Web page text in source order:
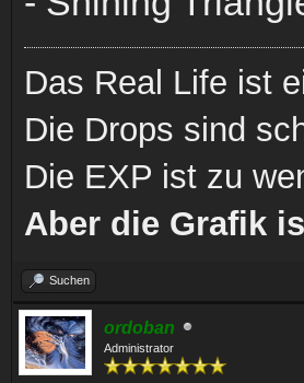
Das Real Life ist
Die Drops sind
Die EXP ist zu
Aber die Grafik
Suchen
ordoban
Administrator